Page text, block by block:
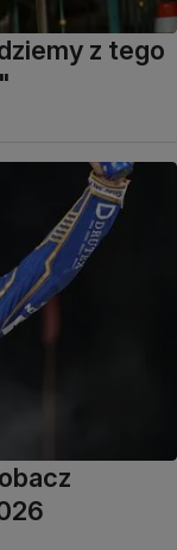
z tego